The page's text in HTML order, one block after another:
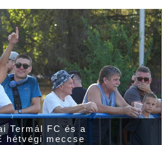
Termál FC és a
hétvégi meccse